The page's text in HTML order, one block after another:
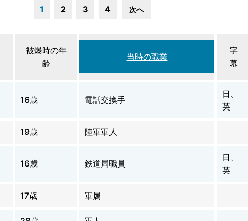
1 2 3 4 次へ
被爆時の年
齢
当時の職業
字
幕
16歳 電話交換手
日、
英
19歳 陸軍軍人
16歳 鉄道局職員
日、
英
17歳 軍属